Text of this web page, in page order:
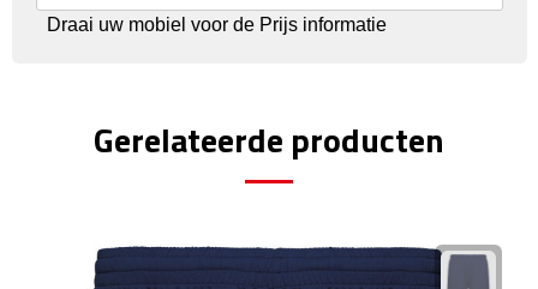
Zonneschermen
Fietsbellen
Fiets telefoonhouders
Draai uw mobiel voor de Prijs informatie
Gerelateerde producten